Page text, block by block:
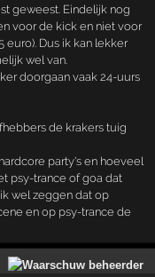
geweest. Eindelijk nog
voor de kick en niet voor
euro). Dus ik kan lekker
wel van.
doorgaan vaak 24-uurs
de krakers tuig
party's en hoeveel
psy-trance of goa dat
wel zeggen dat op
en op psy-trance de